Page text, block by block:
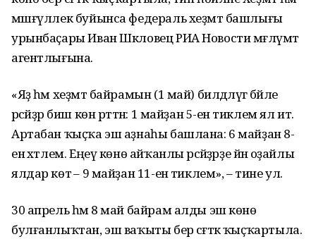
мәшғүллек буйынса федераль хеҙмәт башлығы
урынбаҫары Иван Шкловец РИА Новости мәғлүмәт
агентлығына.
«Яҙ һәм хеҙмәт байрамын (1 май) билдәләүгә бәйле
рәсәйҙәр биш көн рәттән: 1 майҙан 5-енә тиклем ял итә.
Артабан ҡыҫҡа эш аҙнаһы башлана: 6 майҙан 8-
енә хәтлем. Еңеү көнө айҡанлы рәсәйҙәрҙе йәнә оҙайлы
ялдар көтә – 9 майҙан 11-енә тиклем», – тине ул.
30 апрель һәм 8 май байрам алды эш көнө
булғанлыҡтан, эш ваҡыты бер сәғәткә ҡыҫҡартыла.